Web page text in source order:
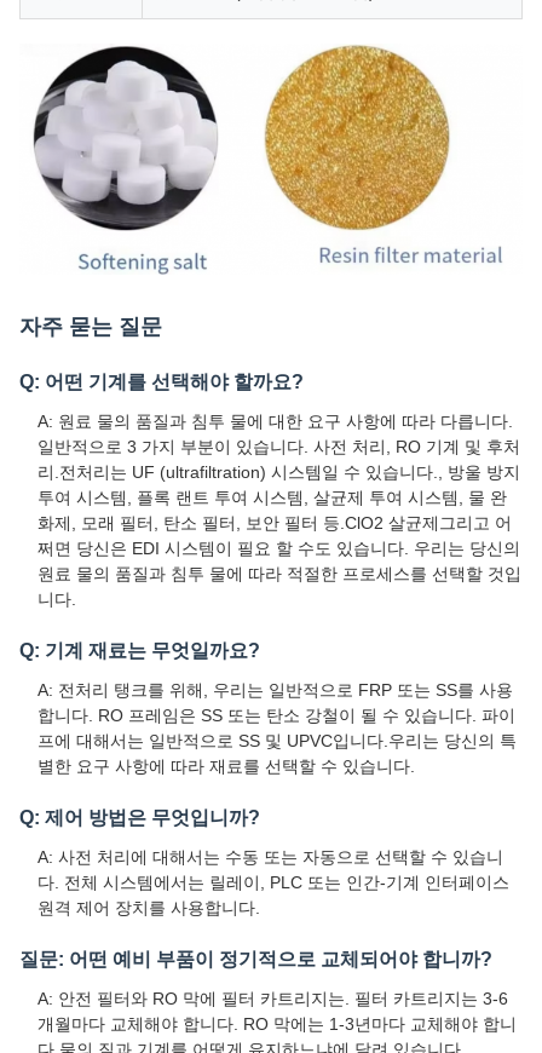
자주 묻는 질문
Q: 어떤 기계를 선택해야 할까요?
A: 원료 물의 품질과 침투 물에 대한 요구 사항에 따라 다릅니다.
일반적으로 3 가지 부분이 있습니다. 사전 처리, RO 기계 및 후처
리.전처리는 UF (ultrafiltration) 시스템일 수 있습니다., 방울 방지
투여 시스템, 플록 랜트 투여 시스템, 살균제 투여 시스템, 물 완
화제, 모래 필터, 탄소 필터, 보안 필터 등.ClO2 살균제그리고 어
쩌면 당신은 EDI 시스템이 필요 할 수도 있습니다. 우리는 당신의
원료 물의 품질과 침투 물에 따라 적절한 프로세스를 선택할 것입
니다.
Q: 기계 재료는 무엇일까요?
A: 전처리 탱크를 위해, 우리는 일반적으로 FRP 또는 SS를 사용
합니다. RO 프레임은 SS 또는 탄소 강철이 될 수 있습니다. 파이
프에 대해서는 일반적으로 SS 및 UPVC입니다.우리는 당신의 특
별한 요구 사항에 따라 재료를 선택할 수 있습니다.
Q: 제어 방법은 무엇입니까?
A: 사전 처리에 대해서는 수동 또는 자동으로 선택할 수 있습니
다. 전체 시스템에서는 릴레이, PLC 또는 인간-기계 인터페이스
원격 제어 장치를 사용합니다.
질문: 어떤 예비 부품이 정기적으로 교체되어야 합니까?
A: 안전 필터와 RO 막에 필터 카트리지는. 필터 카트리지는 3-6
개월마다 교체해야 합니다. RO 막에는 1-3년마다 교체해야 합니